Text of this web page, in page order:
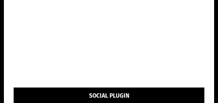
SOCIAL PLUGIN